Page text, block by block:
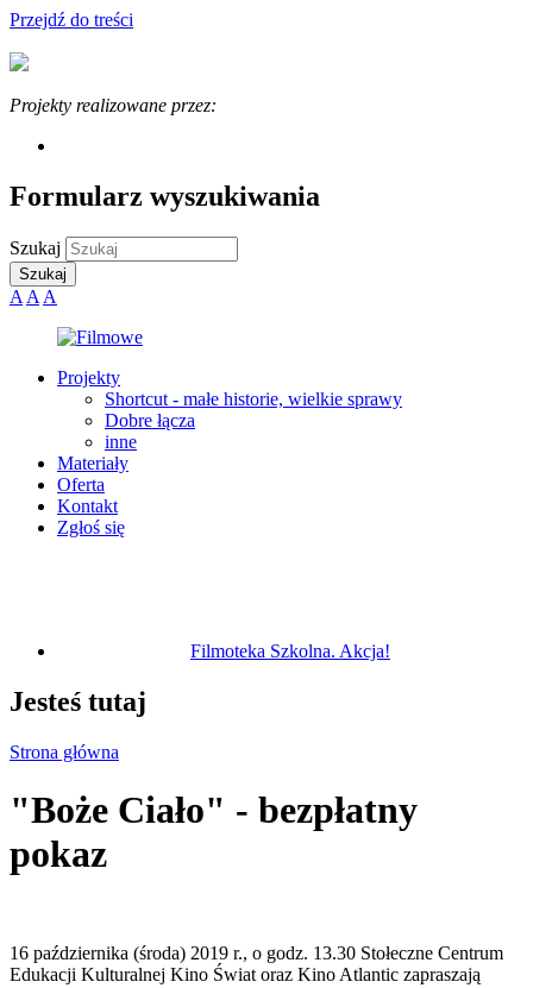
Przejdź do treści
Projekty realizowane przez:
Formularz wyszukiwania
Szukaj
A A A
Projekty
Shortcut - małe historie, wielkie sprawy
Dobre łącza
inne
Materiały
Oferta
Kontakt
Zgłoś się
Filmoteka Szkolna. Akcja!
Jesteś tutaj
Strona główna
"Boże Ciało" - bezpłatny
pokaz
16 października (środa) 2019 r., o godz. 13.30 Stołeczne Centrum
Edukacji Kulturalnej Kino Świat oraz Kino Atlantic zapraszają